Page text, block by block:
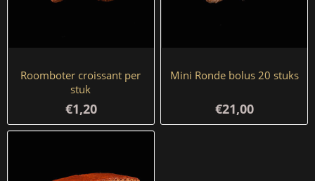
Roomboter croissant per
stuk
€1,20
Mini Ronde bolus 20 stuks
€21,00